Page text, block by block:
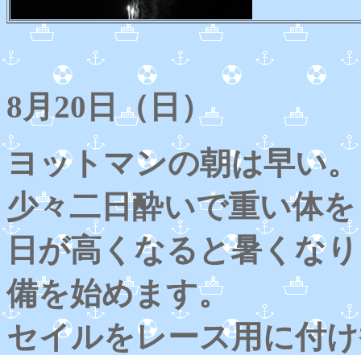
8月20日（日）
ヨットマンの朝は早い。
少々二日酔いで重い体
日が高くなると暑くな
備を始めます。
セイルをレース用に付